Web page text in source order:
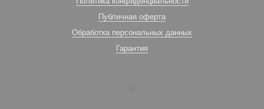
Публичная оферта
Обработка персональных данных
Гарантия